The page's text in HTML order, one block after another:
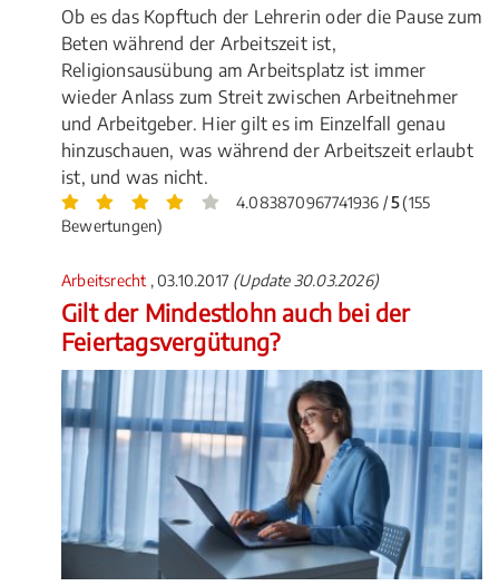
Ob es das Kopftuch der Lehrerin oder die Pause zum
Beten während der Arbeitszeit ist,
Religionsausübung am Arbeitsplatz ist immer
wieder Anlass zum Streit zwischen Arbeitnehmer
und Arbeitgeber. Hier gilt es im Einzelfall genau
hinzuschauen, was während der Arbeitszeit erlaubt
ist, und was nicht.
4.083870967741936 /5(155
Bewertungen)
Arbeitsrecht , 03.10.2017 (Update 30.03.2026)
Gilt der Mindestlohn auch bei der
Feiertagsvergütung?